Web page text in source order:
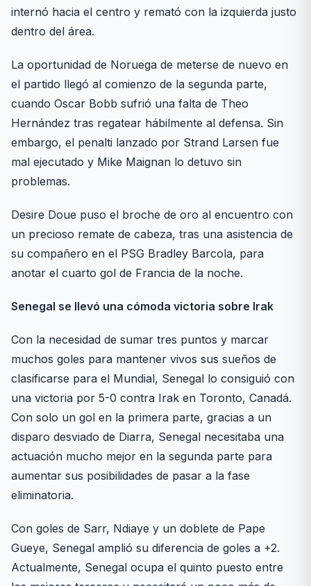
internó hacia el centro y remató con la izquierda justo
dentro del área.
La oportunidad de Noruega de meterse de nuevo en
el partido llegó al comienzo de la segunda parte,
cuando Oscar Bobb sufrió una falta de Theo
Hernández tras regatear hábilmente al defensa. Sin
embargo, el penalti lanzado por Strand Larsen fue
mal ejecutado y Mike Maignan lo detuvo sin
problemas.
Desire Doue puso el broche de oro al encuentro con
un precioso remate de cabeza, tras una asistencia de
su compañero en el PSG Bradley Barcola, para
anotar el cuarto gol de Francia de la noche.
Senegal se llevó una cómoda victoria sobre Irak
Con la necesidad de sumar tres puntos y marcar
muchos goles para mantener vivos sus sueños de
clasificarse para el Mundial, Senegal lo consiguió con
una victoria por 5-0 contra Irak en Toronto, Canadá.
Con solo un gol en la primera parte, gracias a un
disparo desviado de Diarra, Senegal necesitaba una
actuación mucho mejor en la segunda parte para
aumentar sus posibilidades de pasar a la fase
eliminatoria.
Con goles de Sarr, Ndiaye y un doblete de Pape
Gueye, Senegal amplió su diferencia de goles a +2.
Actualmente, Senegal ocupa el quinto puesto entre